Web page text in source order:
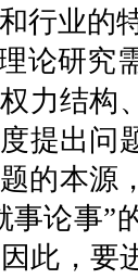
行业的
论研究
力结构
提出问
的本源
事论事”
此，要